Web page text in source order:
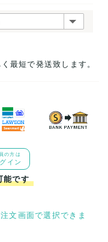
最短で発送致します。
の方は
イン
能です
文画面で選択できま